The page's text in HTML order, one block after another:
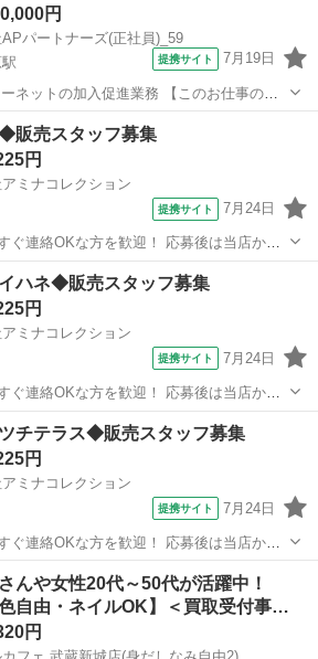
円
パートナーズ(正社員)_59
提携サイト 7月19日
らでも始められる充実の研修制度！ ・分か
すぐ聞ける！手厚いサポート体制あり！
原駅 携帯ショップ
売スタッフ募集
円
ミナコレクション
提携サイト 7月24日
ぐ連絡OKな方を歓迎！ 応募後は当店から
ます≫ ・面接時に履歴書の持参をお願いし
連絡ください！ ■-日本の美しい
...
ル
ハネ◆販売スタッフ募集
円
ミナコレクション
提携サイト 7月24日
ぐ連絡OKな方を歓迎！ 応募後は当店から
ます≫ ・面接時に履歴書の持参をお願いし
にご連絡ください！ ■CAMP・
チテラス◆販売スタッフ募集
円
ミナコレクション
提携サイト 7月24日
ぐ連絡OKな方を歓迎！ 応募後は当店から
ます≫ ・面接時に履歴書の持参をお願いし
ご連絡ください！ ■Resortスタイ
ル
んや女性20代～50代が活躍中！
自由・ネイルOK】＜買取受付事…
円